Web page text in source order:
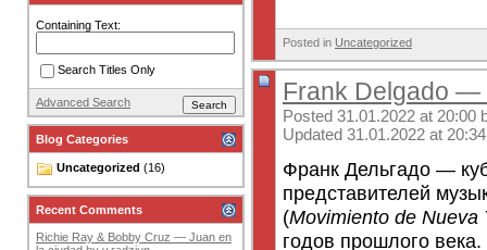
Posted in Uncategorized
Frank Delgado —
Posted 31.01.2022 at 20:00
Updated 31.01.2022 at
Франк Дельгадо —
представителей
(Movimiento de Nueva
годов прошлого
Containing Text:
Search Titles Only
Advanced Search
Blog Categories
Uncategorized (16)
Recent Comments
Richie Ray & Bobby Cruz — Juan en